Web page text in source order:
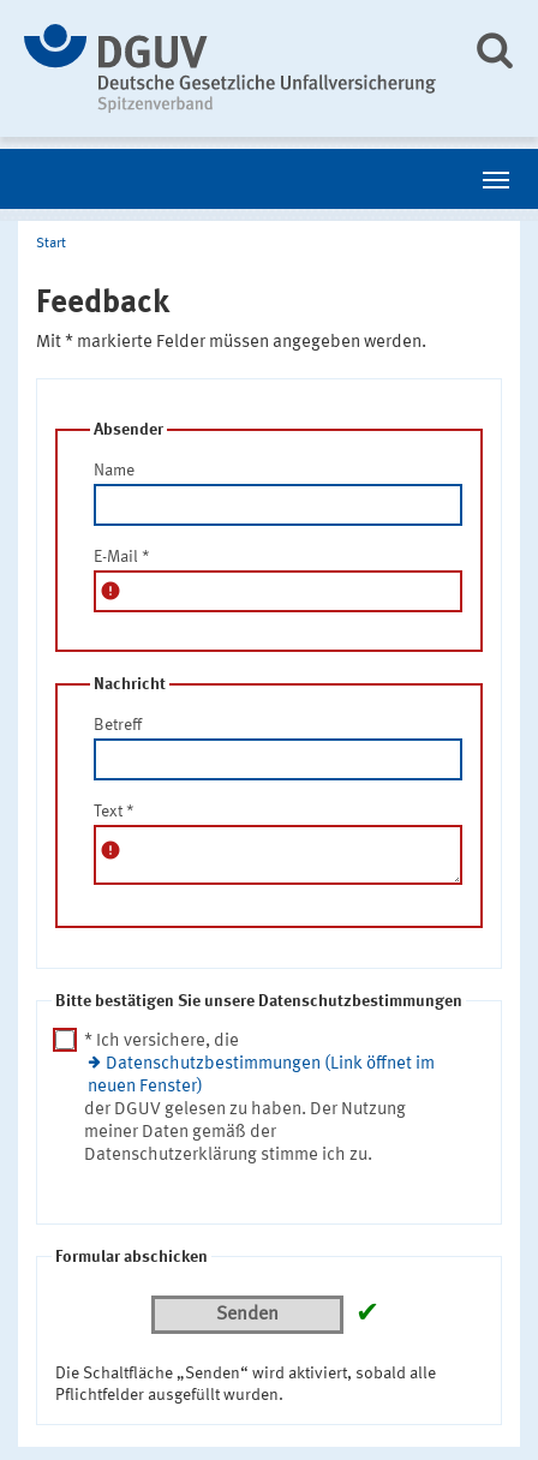
Start
Feedback
Mit * markierte Felder müssen angegeben werden.
Absender
Name
E-Mail *
error
Nachricht
Betreff
Text *
error
Bitte bestätigen Sie unsere Datenschutzbestimmungen
* Ich versichere, die
Datenschutzbestimmungen (Link öffnet im
neuen Fenster)
der DGUV gelesen zu haben. Der Nutzung
meiner Daten gemäß der
Datenschutzerklärung stimme ich zu.
Formular abschicken
Senden ✔
Die Schaltfläche „Senden“ wird aktiviert, sobald alle
Pflichtfelder ausgefüllt wurden.